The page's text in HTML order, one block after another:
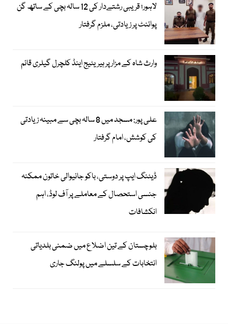
لاہور؛ قریبی رشتےدار کی 12 سالہ بچی کے ساتھ گن
پوائنٹ پر زیادتی، ملزم گرفتار
وارث شاہ کے مزار پر ہیریٹیج اینڈ کلچرل گیلری قائم
علی پور: مسجد میں 8 سالہ بچی سے مبینہ زیادتی
کی کوشش، امام گرفتار
ڈیٹنگ ایپ پر دوستی، باکو جانیوالی خاتون ممکنہ
جنسی استحصال کے معاملے پر آف لوڈ، اہم
انکشافات
بلوچستان کے تین اضلاع میں ضمنی بلدیاتی
انتخابات کے سلسلے میں پولنگ جاری